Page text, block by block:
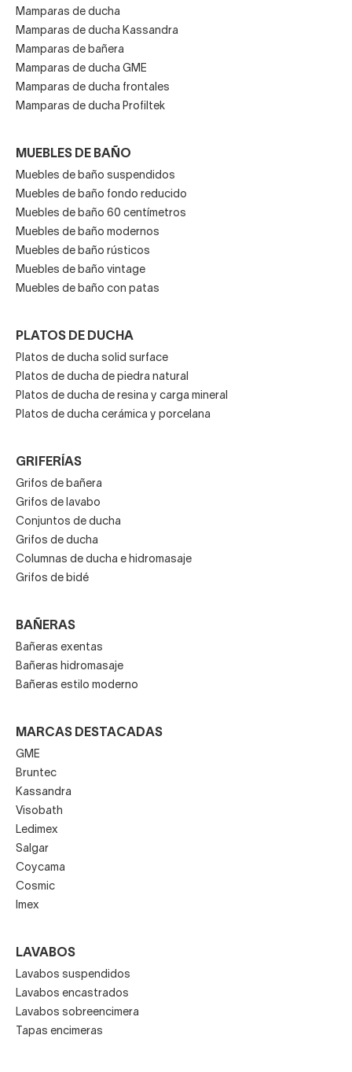
Mamparas de ducha
Mamparas de ducha Kassandra
Mamparas de bañera
Mamparas de ducha GME
Mamparas de ducha frontales
Mamparas de ducha Profiltek
MUEBLES DE BAÑO
Muebles de baño suspendidos
Muebles de baño fondo reducido
Muebles de baño 60 centímetros
Muebles de baño modernos
Muebles de baño rústicos
Muebles de baño vintage
Muebles de baño con patas
PLATOS DE DUCHA
Platos de ducha solid surface
Platos de ducha de piedra natural
Platos de ducha de resina y carga mineral
Platos de ducha cerámica y porcelana
GRIFERÍAS
Grifos de bañera
Grifos de lavabo
Conjuntos de ducha
Grifos de ducha
Columnas de ducha e hidromasaje
Grifos de bidé
BAÑERAS
Bañeras exentas
Bañeras hidromasaje
Bañeras estilo moderno
MARCAS DESTACADAS
GME
Bruntec
Kassandra
Visobath
Ledimex
Salgar
Coycama
Cosmic
Imex
LAVABOS
Lavabos suspendidos
Lavabos encastrados
Lavabos sobreencimera
Tapas encimeras